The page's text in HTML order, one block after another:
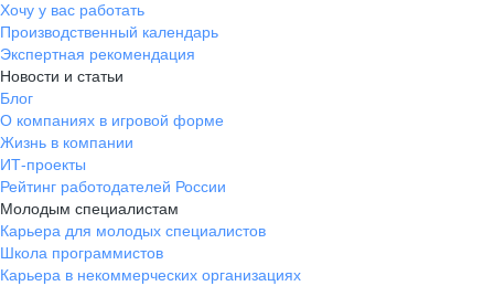
Хочу у вас работать
Производственный календарь
Экспертная рекомендация
Новости и статьи
Блог
О компаниях в игровой форме
Жизнь в компании
ИТ-проекты
Рейтинг работодателей России
Молодым специалистам
Карьера для молодых специалистов
Школа программистов
Карьера в некоммерческих организациях